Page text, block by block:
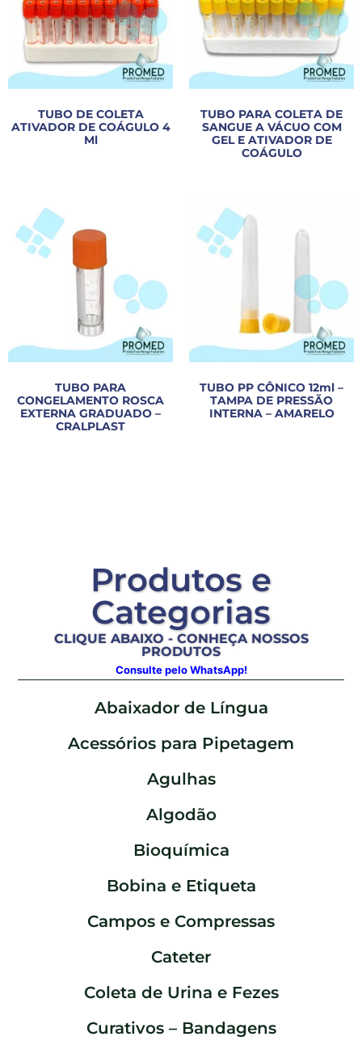
TUBO DE COLETA
ATIVADOR DE COÁGULO 4
Ml
TUBO PARA COLETA DE
SANGUE A VÁCUO COM
GEL E ATIVADOR DE
COÁGULO
TUBO PARA
CONGELAMENTO ROSCA
EXTERNA GRADUADO –
CRALPLAST
TUBO PP CÔNICO 12ml –
TAMPA DE PRESSÃO
INTERNA – AMARELO
Produtos e
Categorias
CLIQUE ABAIXO - CONHEÇA NOSSOS
PRODUTOS
Consulte pelo WhatsApp!
Abaixador de Língua
Acessórios para Pipetagem
Agulhas
Algodão
Bioquímica
Bobina e Etiqueta
Campos e Compressas
Cateter
Coleta de Urina e Fezes
Curativos – Bandagens